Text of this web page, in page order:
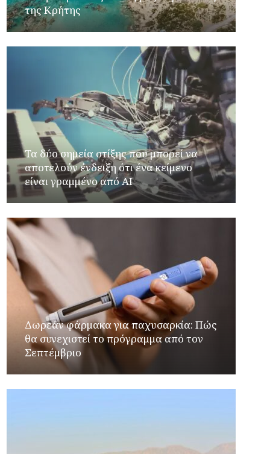
της Κρήτης
Τα δύο σημεία στίξης που μπορεί να
αποτελούν ένδειξη ότι ένα κείμενο
είναι γραμμένο από AI
Δωρεάν φάρμακα για παχυσαρκία: Πώς
θα συνεχιστεί το πρόγραμμα από τον
Σεπτέμβριο